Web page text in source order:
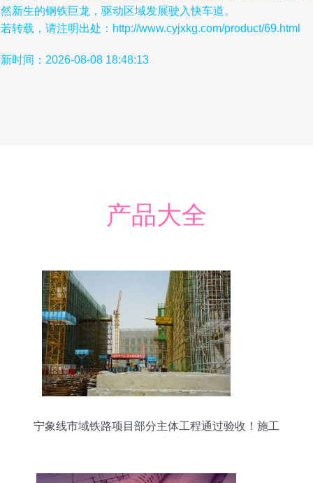
新生的钢铁巨龙，驱动区域发展驶入快车道。
转载，请注明出处：http://www.cyjxkg.com/product/69.html
时间：2026-08-08 18:48:13
产品大全
宁象线市域铁路项目部分主体工程通过验收！施工